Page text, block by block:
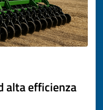
alta efficienza